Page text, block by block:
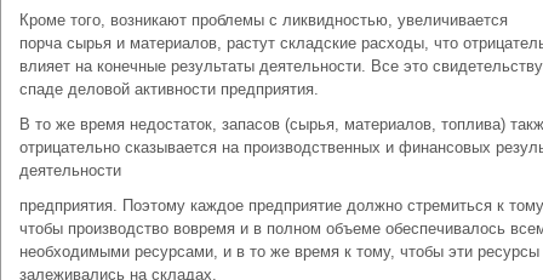
Кроме того, возникают проблемы с ликвидностью, увеличивает­ся
порча сырья и материалов, растут складские расходы, что
влияет на конечные результаты деятельности. Все это
спаде деловой активности предприятия.
В то же время недостаток, запасов (сырья, материалов, топлива)
отрицательно сказывается на производственных и финансо­вых
деятельности
предприятия. Поэтому каждое предпри­ятие должно стремиться к
чтобы производство вовремя и в пол­ном объеме обеспечивалось
необходимыми ресурсами, и в то же время к тому, чтобы эти ресурсы
залеживались на складах.